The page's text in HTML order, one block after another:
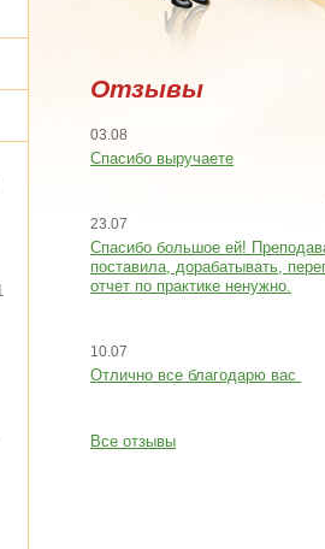
Отзывы
03.08
Спасибо выручаете
23.07
Cпасибо большое ей!
поставила, дорабатывать,
отчет по практике ненужно.
10.07
Отлично все благодарю вас
Все отзывы